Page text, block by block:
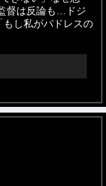
督は反論も…ドジ
もし私がパドレスの